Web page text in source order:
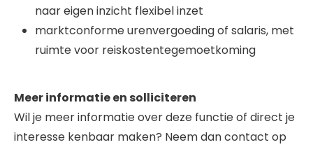
naar eigen inzicht flexibel inzet
marktconforme urenvergoeding of salaris, met
ruimte voor reiskostentegemoetkoming
Meer informatie en solliciteren
Wil je meer informatie over deze functie of direct je
interesse kenbaar maken? Neem dan contact op